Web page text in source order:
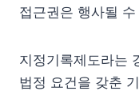
접근권은 행사될 수
지정기록제도라는
법정 요건을 갖춘